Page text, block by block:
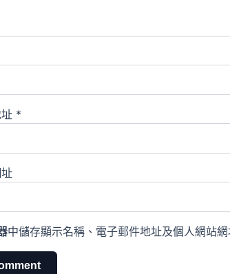
*
中儲存顯示名稱、電子郵件地址及個人網站